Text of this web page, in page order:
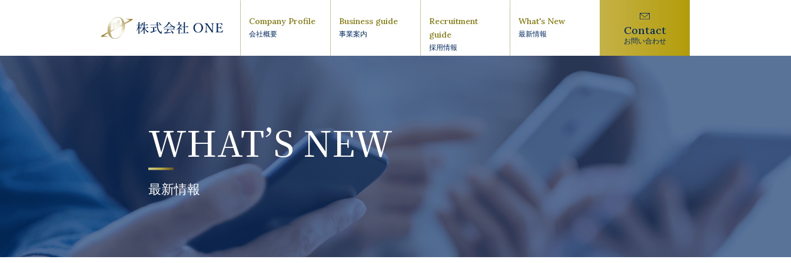
Company Profile
会社概要
Business guide
事業案内
Recruitment
guide
採用情報
What's New
最新情報 Contact
お問い合わせ
WHAT’S NEW
最新情報